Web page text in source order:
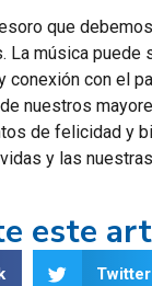
que
La música puede
conexión con el
nuestros
de felicidad y
y las
este
Twitter